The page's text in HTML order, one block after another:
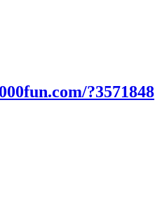
?3571848